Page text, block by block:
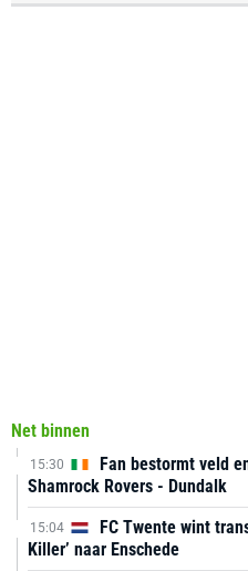
Net binnen
15:30
Fan bestormt veld
Shamrock Rovers - Dundalk
15:04
FC Twente wint
Killer’ naar Enschede